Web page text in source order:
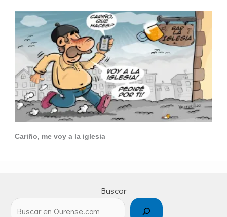
Cariño, me voy a la iglesia
Buscar